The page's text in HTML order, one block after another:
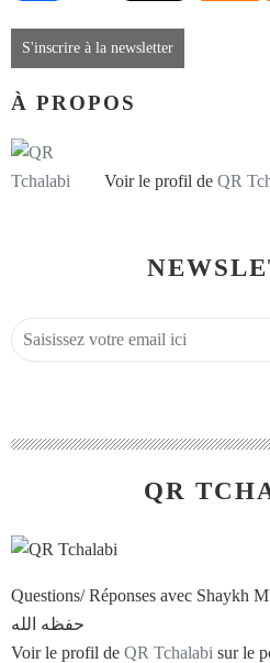
S'inscrire à la newsletter
À PROPOS
Voir le profil de QR
QR
Questions/ Réponses avec Shaykh
حفظه الله
Voir le profil de QR Tchalabi sur le